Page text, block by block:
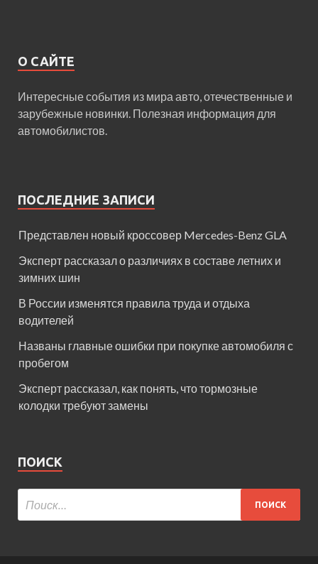
О САЙТЕ
Интересные события из мира авто, отечественные и
зарубежные новинки. Полезная информация для
автомобилистов.
ПОСЛЕДНИЕ ЗАПИСИ
Представлен новый кроссовер Mercedes-Benz GLA
Эксперт рассказал о различиях в составе летних и
зимних шин
В России изменятся правила труда и отдыха
водителей
Названы главные ошибки при покупке автомобиля с
пробегом
Эксперт рассказал, как понять, что тормозные
колодки требуют замены
ПОИСК